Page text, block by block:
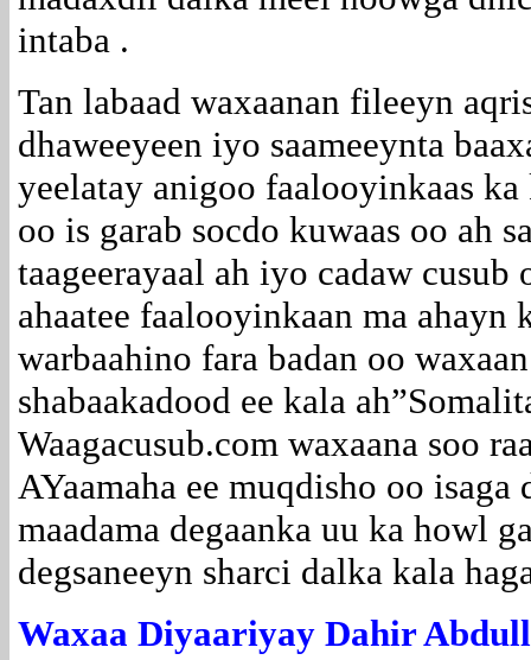
intaba .
Tan labaad waxaanan fileeyn
dhaweeyeen iyo saameeynta
yeelatay anigoo faalooyinkaas
oo is garab socdo kuwaas oo ah
taageerayaal ah iyo cadaw cusub
ahaatee faalooyinkaan ma
warbaahino fara badan oo
shabaakadood ee kala
Waagacusub.com waxaana soo
AYaamaha ee muqdisho oo
maadama degaanka uu ka howl
degsaneeyn sharci dalka kala
Waxaa Diyaariyay Dahir